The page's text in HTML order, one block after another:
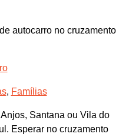
autocarro no cruzamento
, Famílias
Santana ou Vila do
Esperar no cruzamento